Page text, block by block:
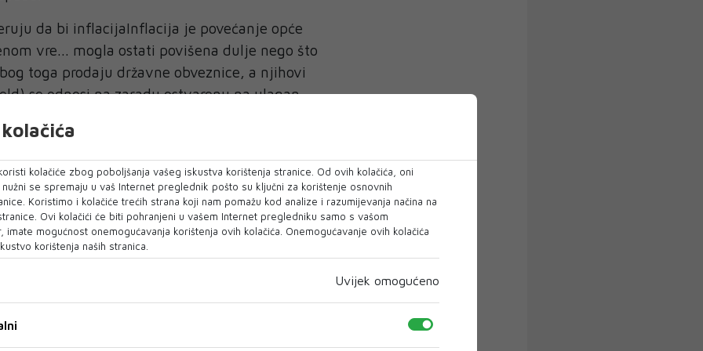
da bi inflacijaInflacija je povećanje opće
vre... mogla ostati povišena dulje nego što
toga prodaju državne obveznice, a njihovi
se odnosi na zaradu ostvarenu na ulagan...
se vidi u:
je najvišu razinu prinosa od 2011. godine,
obveznice također pod snažnim pritiskom.
državnih obveznica pokazuje da tržišta
kolačiće zbog poboljšanja vašeg iskustva korištenja stranice. Od ovih kolačića, oni
se spremaju u vaš Internet preglednik pošto su ključni za korištenje osnovnih
Koristimo i kolačiće trećih strana koji nam pomažu kod analize i razumijevanja načina na
Ovi kolačići će biti pohranjeni u vašem Internet pregledniku samo s vašom
imate mogućnost onemogućavanja korištenja ovih kolačića. Onemogućavanje ovih kolačića
korištenja naših stranica.
Uvijek omogućeno